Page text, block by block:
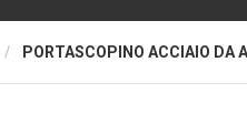
PORTASCOPINO ACCIAIO DA